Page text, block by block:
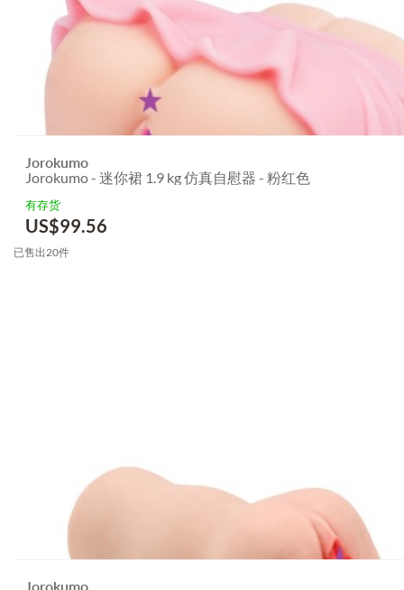
Jorokumo
Jorokumo - 迷你裙 1.9 kg 仿真自慰器 - 粉红色
有存货
US$99.56
已售出20件
Jorokumo